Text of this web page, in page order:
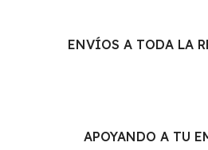
ENVÍOS A TODA LA
APOYANDO A TU